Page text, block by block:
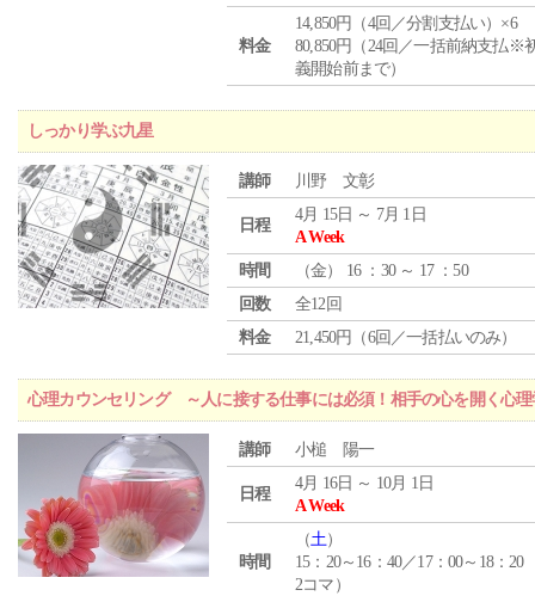
料金
14,850円（4回／分割支払い）×6
80,850円（24回／一括前納支払※
義開始前まで）
しっかり学ぶ九星
講師 川野 文彰
日程
4月 15日 ～ 7月 1日
A Week
時間
（金） 16 ：30 ～ 17 ：50
回数
全12回
料金
21,450円（6回／一括払いのみ）
心理カウンセリング ～人に接する仕事には必須！相手の心を開く心理
講師 小槌 陽一
日程
4月 16日 ～ 10月 1日
A Week
時間
（土）
15：20～16：40／17：00～18：20
2コマ）